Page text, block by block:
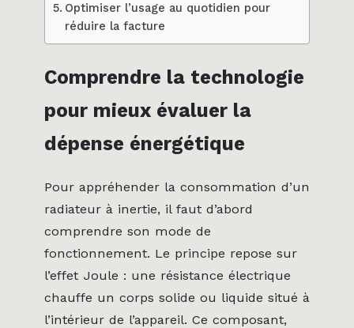
Optimiser l’usage au quotidien pour
réduire la facture
Comprendre la technologie
pour mieux évaluer la
dépense énergétique
Pour appréhender la consommation d’un
radiateur à inertie, il faut d’abord
comprendre son mode de
fonctionnement. Le principe repose sur
l’effet Joule : une résistance électrique
chauffe un corps solide ou liquide situé à
l’intérieur de l’appareil. Ce composant,